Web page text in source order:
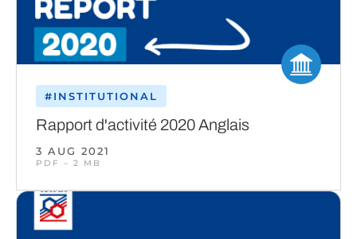
#INSTITUTIONAL
Rapport d'activité 2020 Anglais
3 AUG 2021
PDF – 2 MB